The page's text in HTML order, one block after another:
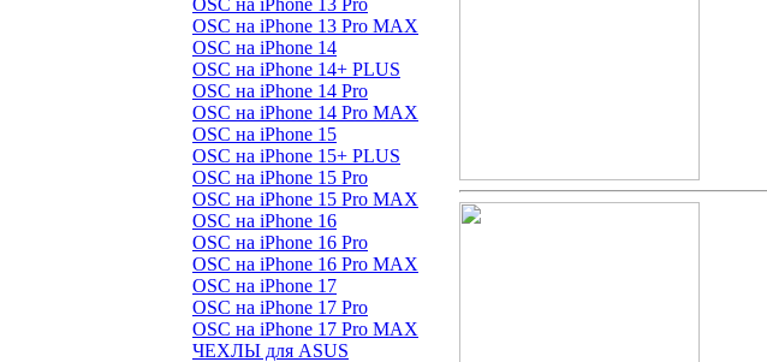
OSC на iPhone 13 Pro
OSC на iPhone 13 Pro MAX
OSC на iPhone 14
OSC на iPhone 14+ PLUS
OSC на iPhone 14 Pro
OSC на iPhone 14 Pro MAX
OSC на iPhone 15
OSC на iPhone 15+ PLUS
OSC на iPhone 15 Pro
OSC на iPhone 15 Pro MAX
OSC на iPhone 16
OSC на iPhone 16 Pro
OSC на iPhone 16 Pro MAX
OSC на iPhone 17
OSC на iPhone 17 Pro
OSC на iPhone 17 Pro MAX
ЧЕХЛЫ для ASUS